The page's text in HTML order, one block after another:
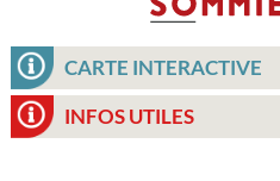
CARTE INTERACTIVE
INFOS UTILES